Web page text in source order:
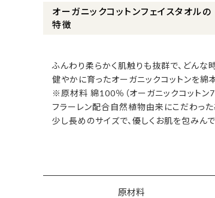
オーガニックコットンフェイスタオルの
特徴
ふんわり柔らかく肌触りも抜群で、どんな
健やかに育ったオーガニックコットンを
※原材料 綿100％（オーガニックコットン
フラーレン配合自然植物由来にこだわった
少し長めのサイズで、優しくお肌を包みん
原材料